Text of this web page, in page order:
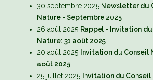
30 septembre 2025 Newsletter du
Nature - Septembre 2025
26 août 2025 Rappel - Invitation
Nature: 31 août 2025
20 août 2025 Invitation du Conseil
août 2025
25 juillet 2025 Invitation du Conseil